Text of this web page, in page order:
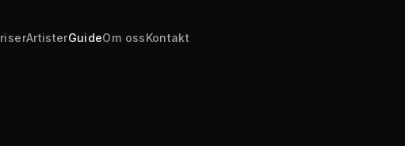
ArtisterGuideOm ossKontakt